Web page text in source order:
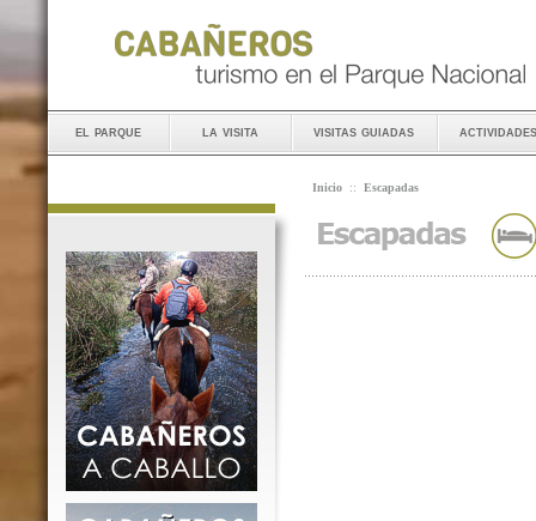
el parque la visita visitas guiadas actividades
Inicio :: Escapadas